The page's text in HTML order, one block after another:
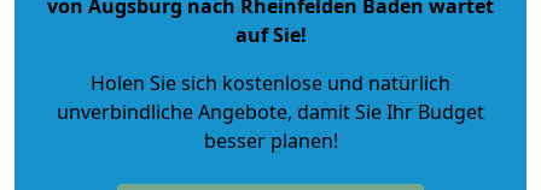
von Augsburg nach Rheinfelden Baden wartet
auf Sie!
Holen Sie sich kostenlose und natürlich
unverbindliche Angebote, damit Sie Ihr Budget
besser planen!